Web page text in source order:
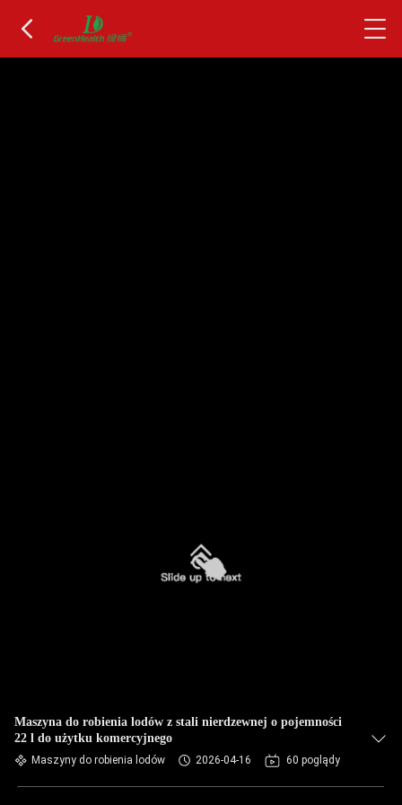
Maszyna do robienia lodów z stali nierdzewnej o pojemności
22 l do użytku komercyjnego
Maszyny do robienia lodów 2026-04-16 60 poglądy